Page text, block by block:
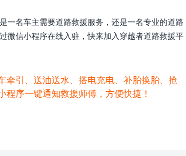
一名车主需要道路救援服务，还是一名专业的道路
微信小程序在线入驻，快来加入穿越者道路救援平
牵引、送油送水、搭电充电、补胎换胎、抢
序一键通知救援师傅，方便快捷！